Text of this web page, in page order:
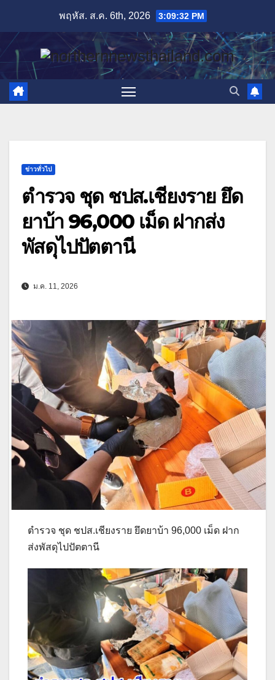
content
พฤหัส. ส.ค. 6th, 2026 3:09:32 PM
ข่าวทั่วไป
ตำรวจ ชุด ชปส.เชียงราย ยึด
ยาบ้า 96,000 เม็ด ฝากส่ง
พัสดุไปปัตตานี
ม.ค. 11, 2026
ตำรวจ ชุด ชปส.เชียงราย ยึดยาบ้า 96,000 เม็ด ฝาก
ส่งพัสดุไปปัตตานี